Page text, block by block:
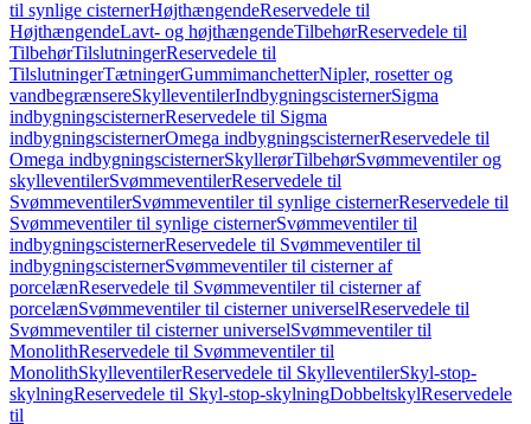
til synlige cisternerHøjthængendeReservedele til
HøjthængendeLavt- og højthængendeTilbehørReservedele til
TilbehørTilslutningerReservedele til
TilslutningerTætningerGummimanchetterNipler, rosetter og
vandbegrænsereSkylleventilerIndbygningscisternerSigma
indbygningscisternerReservedele til Sigma
indbygningscisternerOmega indbygningscisternerReservedele til
Omega indbygningscisternerSkyllerørTilbehørSvømmeventiler og
skylleventilerSvømmeventilerReservedele til
SvømmeventilerSvømmeventiler til synlige cisternerReservedele til
Svømmeventiler til synlige cisternerSvømmeventiler til
indbygningscisternerReservedele til Svømmeventiler til
indbygningscisternerSvømmeventiler til cisterner af
porcelænReservedele til Svømmeventiler til cisterner af
porcelænSvømmeventiler til cisterner universelReservedele til
Svømmeventiler til cisterner universelSvømmeventiler til
MonolithReservedele til Svømmeventiler til
MonolithSkylleventilerReservedele til SkylleventilerSkyl-stop-
skylningReservedele til Skyl-stop-skylningDobbeltskylReservedele
til